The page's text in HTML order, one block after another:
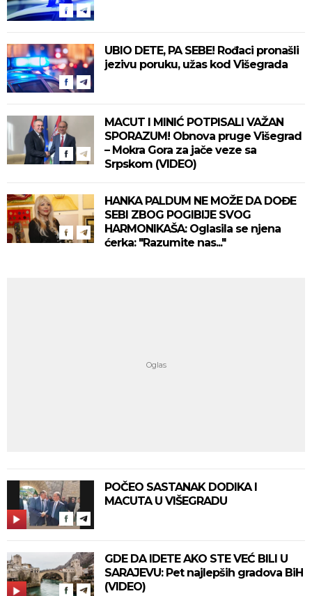
UBIO DETE, PA SEBE! Rođaci pronašli
jezivu poruku, užas kod Višegrada
MACUT I MINIĆ POTPISALI VAŽAN
SPORAZUM! Obnova pruge Višegrad
– Mokra Gora za jače veze sa
Srpskom (VIDEO)
HANKA PALDUM NE MOŽE DA DOĐE
SEBI ZBOG POGIBIJE SVOG
HARMONIKAŠA: Oglasila se njena
ćerka: "Razumite nas..."
POČEO SASTANAK DODIKA I
MACUTA U VIŠEGRADU
GDE DA IDETE AKO STE VEĆ BILI U
SARAJEVU: Pet najlepših gradova BiH
(VIDEO)